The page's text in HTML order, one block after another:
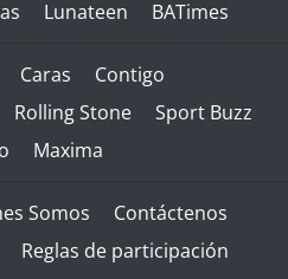
Lunateen BATimes
Caras
Contigo
Rolling Stone
Sport Buzz
Maxima
Somos
Contáctenos
Reglas de participación